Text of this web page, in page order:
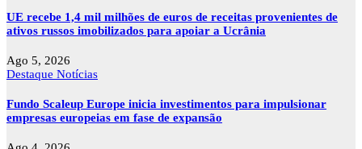
UE recebe 1,4 mil milhões de euros de receitas provenientes de
ativos russos imobilizados para apoiar a Ucrânia
Ago 5, 2026
Destaque Notícias
Fundo Scaleup Europe inicia investimentos para impulsionar
empresas europeias em fase de expansão